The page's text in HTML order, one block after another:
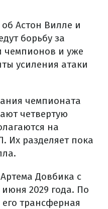
Астон Вилле и
борьбу за
чемпионов и уже
усиления атаки
чемпионата
четвертую
на
Их разделяет пока
Довбика с
2029 года. По
его трансферная